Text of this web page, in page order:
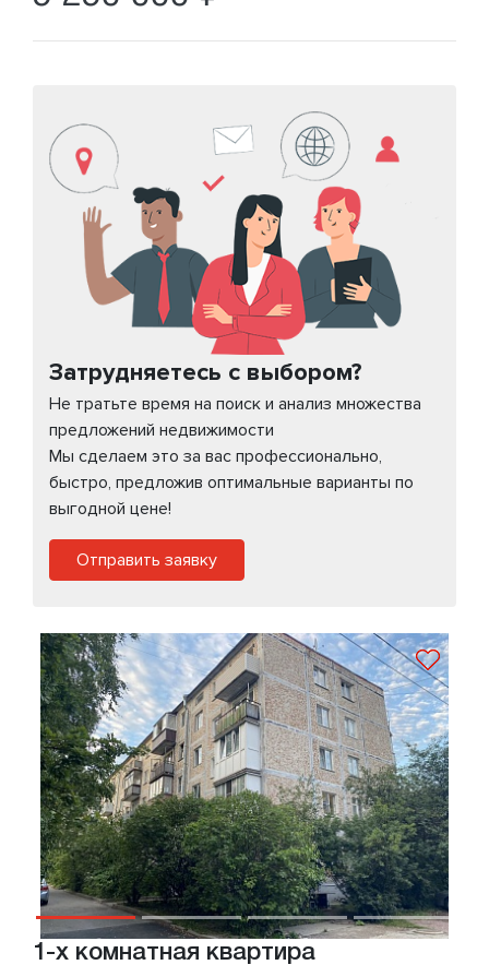
Затрудняетесь с выбором?
Не тратьте время на поиск и анализ множества
предложений недвижимости
Мы сделаем это за вас профессионально,
быстро, предложив оптимальные варианты по
выгодной цене!
Отправить заявку
1-х комнатная квартира